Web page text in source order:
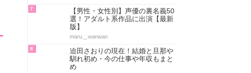
7
【男性・女性別】声優の裏名義50
選！アダルト系作品に出演【最新
版】
maru._.wanwan
8
迫田さおりの現在！結婚と旦那や
馴れ初め・今の仕事や年収もまと
め